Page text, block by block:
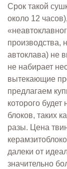
Срок такой
около 12
производства,
автоклава) не
не набирает
вытекающие
предлагаем
которого будет
блоков, таких
разы. Цена
далеки от
значительно